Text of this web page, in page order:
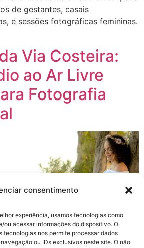
consentimento
experiência, usamos tecnologias como
ou acessar informações do dispositivo. O
tecnologias nos permite processar dados
ou IDs exclusivos neste site. O não
de gestantes, casais
e sessões fotográficas femininas.
Via Costeira:
ao Ar Livre
Fotografia